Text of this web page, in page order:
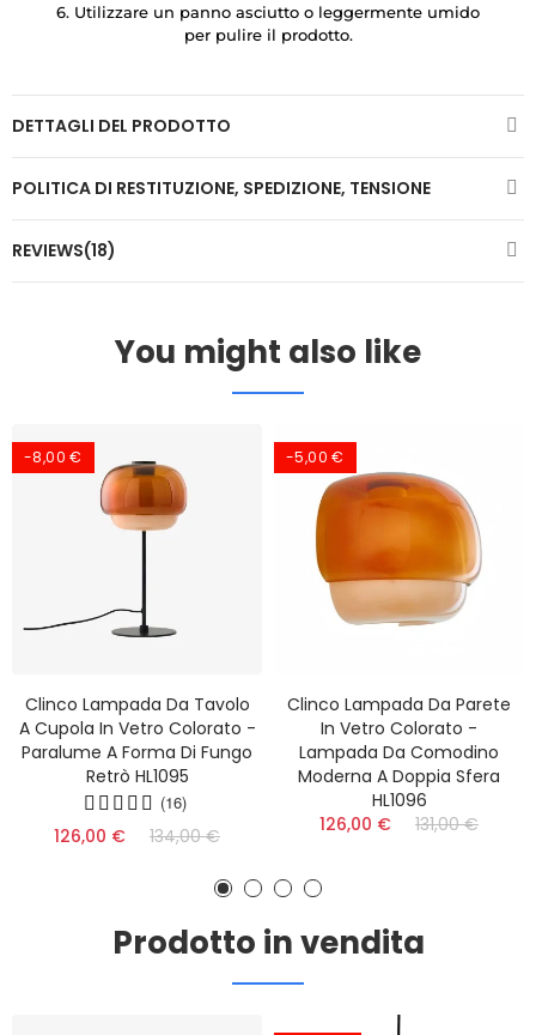
6. Utilizzare un panno asciutto o leggermente umido
per pulire il prodotto.
DETTAGLI DEL PRODOTTO
POLITICA DI RESTITUZIONE, SPEDIZIONE, TENSIONE
REVIEWS(18)
You might also like
-8,00 €
Clinco Lampada Da Tavolo
A Cupola In Vetro Colorato -
Paralume A Forma Di Fungo
Retrò HL1095
(16)
126,00 € 134,00 €
-5,00 €
Clinco Lampada Da Parete
In Vetro Colorato -
Lampada Da Comodino
Moderna A Doppia Sfera
HL1096
126,00 €
131,00 €
Prodotto in vendita